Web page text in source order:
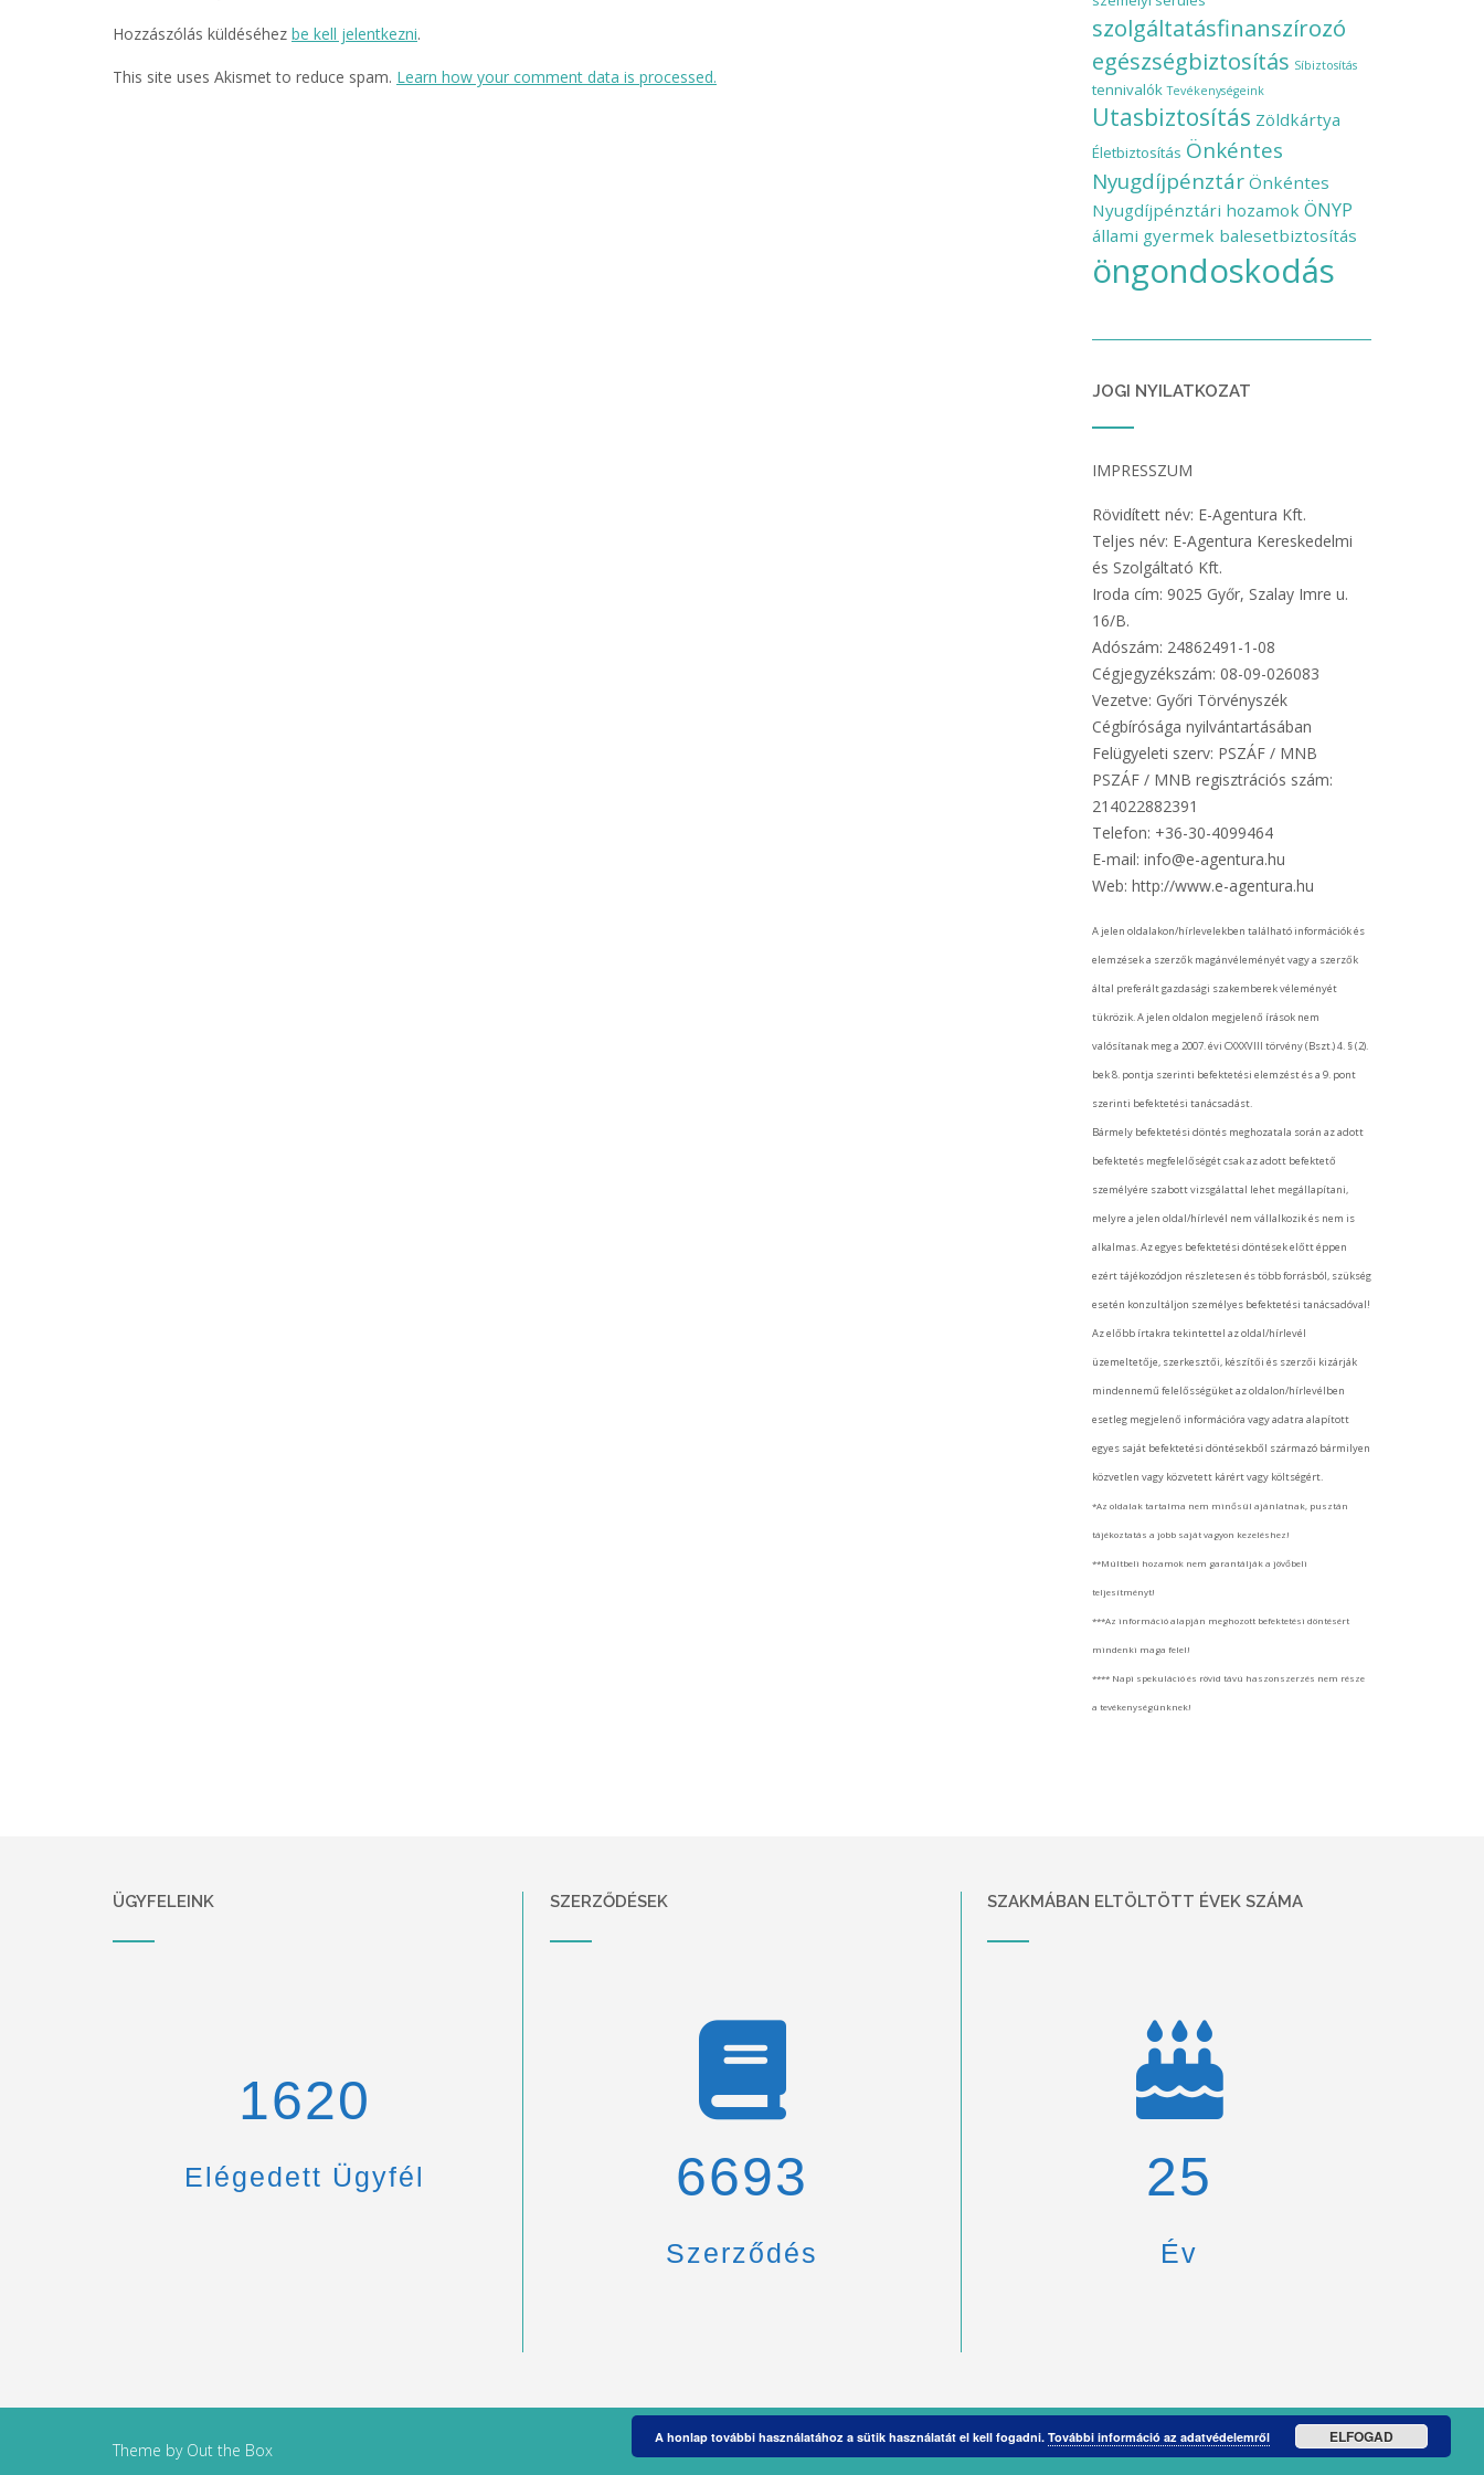
Hozzászólás küldéséhez be kell jelentkezni.
This site uses Akismet to reduce spam. Learn how your comment data is processed.
szolgáltatásfinanszírozó
egészségbiztosítás Síbiztosítás
tennivalók Tevékenységeink
Utasbiztosítás Zöldkártya
Életbiztosítás Önkéntes
Nyugdíjpénztár Önkéntes
Nyugdíjpénztári hozamok ÖNYP
állami gyermek balesetbiztosítás
öngondoskodás
JOGI NYILATKOZAT
IMPRESSZUM
Rövidített név: E-Agentura Kft.
Teljes név: E-Agentura Kereskedelmi
és Szolgáltató Kft.
Iroda cím: 9025 Győr, Szalay Imre u.
16/B.
Adószám: 24862491-1-08
Cégjegyzékszám: 08-09-026083
Vezetve: Győri Törvényszék
Cégbírósága nyilvántartásában
Felügyeleti szerv: PSZÁF / MNB
PSZÁF / MNB regisztrációs szám:
214022882391
Telefon: +36-30-4099464
E-mail: info@e-agentura.hu
Web: http://www.e-agentura.hu
A jelen oldalakon/hírlevelekben található információk és
elemzések a szerzők magánvéleményét vagy a szerzők
által preferált gazdasági szakemberek véleményét
tükrözik. A jelen oldalon megjelenő írások nem
valósítanak meg a 2007. évi CXXXVIII törvény (Bszt.) 4. § (2).
bek 8. pontja szerinti befektetési elemzést és a 9. pont
szerinti befektetési tanácsadást.
Bármely befektetési döntés meghozatala során az adott
befektetés megfelelőségét csak az adott befektető
személyére szabott vizsgálattal lehet megállapítani,
melyre a jelen oldal/hírlevél nem vállalkozik és nem is
alkalmas. Az egyes befektetési döntések előtt éppen
ezért tájékozódjon részletesen és több forrásból, szükség
esetén konzultáljon személyes befektetési tanácsadóval!
Az előbb írtakra tekintettel az oldal/hírlevél
üzemeltetője, szerkesztői, készítői és szerzői kizárják
mindennemű felelősségüket az oldalon/hírlevélben
esetleg megjelenő információra vagy adatra alapított
egyes saját befektetési döntésekből származó bármilyen
közvetlen vagy közvetett kárért vagy költségért.
*Az oldalak tartalma nem minősül ajánlatnak, pusztán
tájékoztatás a jobb saját vagyon kezeléshez!
**Múltbeli hozamok nem garantálják a jövőbeli
teljesítményt!
***Az információ alapján meghozott befektetési döntésért
mindenki maga felel!
**** Napi spekuláció és rövid távú haszonszerzés nem része
a tevékenységünknek!
ÜGYFELEINK
1670
Elégedett Ügyfél
SZERZŐDÉSEK
6900
Szerződés
SZAKMÁBAN ELTÖLTÖTT ÉVEK SZÁMA
26
Év
Theme by Out the Box
A honlap további használatához a sütik használatát el kell fogadni. További információ az adatvédelemről ELFOGAD